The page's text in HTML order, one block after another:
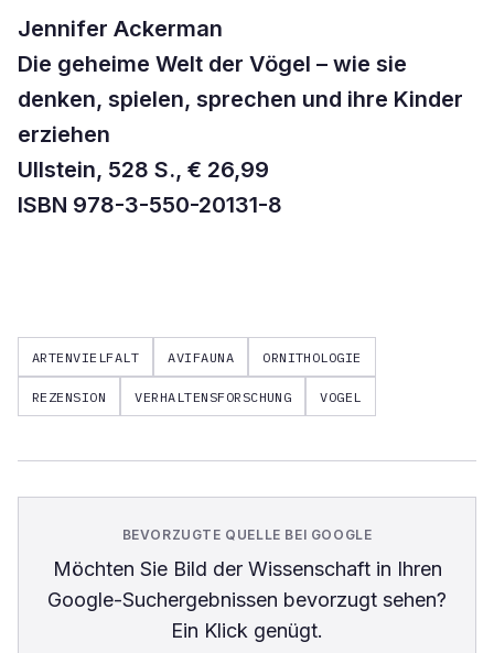
Jennifer Ackerman
Die geheime Welt der Vögel – wie sie
denken, spielen, sprechen und ihre Kinder
erziehen
Ullstein, 528 S., € 26,99
ISBN 978-3-550-20131-8
ARTENVIELFALT AVIFAUNA ORNITHOLOGIE
REZENSION VERHALTENSFORSCHUNG VOGEL
BEVORZUGTE QUELLE BEI GOOGLE
Möchten Sie Bild der Wissenschaftin Ihren
Google-Suchergebnissen bevorzugt sehen?
Ein Klick genügt.